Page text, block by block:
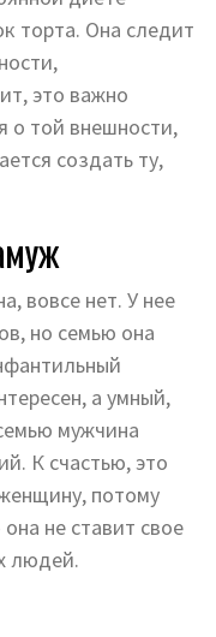
торта. Она следит
это важно
о той внешности,
создать ту,
вовсе нет. У нее
но семью она
а умный,
мужчина
К счастью, это
потому
не ставит свое
людей.